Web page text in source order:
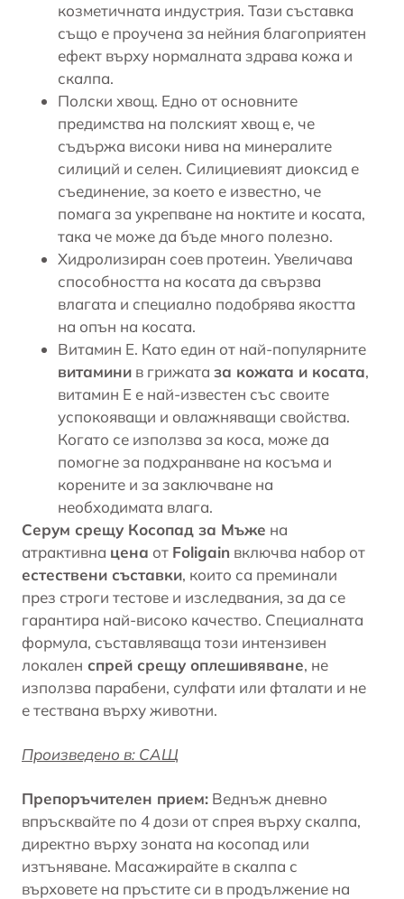
козметичната индустрия. Тази съставка
също е проучена за нейния благоприятен
ефект върху нормалната здрава кожа и
скалпа.
Полски хвощ. Едно от основните
предимства на полският хвощ е, че
съдържа високи нива на минералите
силиций и селен. Силициевият диоксид е
съединение, за което е известно, че
помага за укрепване на ноктите и косата,
така че може да бъде много полезно.
Хидролизиран соев протеин. Увеличава
способността на косата да свързва
влагата и специално подобрява якостта
на опън на косата.
Витамин Е. Като един от най-популярните
витамини в грижата за кожата и косата,
витамин Е е най-известен със своите
успокояващи и овлажняващи свойства.
Когато се използва за коса, може да
помогне за подхранване на косъма и
корените и за заключване на
необходимата влага.
Серум срещу Косопад за Мъже на
атрактивна цена от Foligain включва набор от
естествени съставки, които са преминали
през строги тестове и изследвания, за да се
гарантира най-високо качество. Специалната
формула, съставляваща този интензивен
локален спрей срещу оплешивяване, не
използва парабени, сулфати или фталати и не
е тествана върху животни.
Произведено в: САЩ
Препоръчителен прием: Веднъж дневно
впръсквайте по 4 дози от спрея върху скалпа,
директно върху зоната на косопад или
изтъняване. Масажирайте в скалпа с
върховете на пръстите си в продължение на